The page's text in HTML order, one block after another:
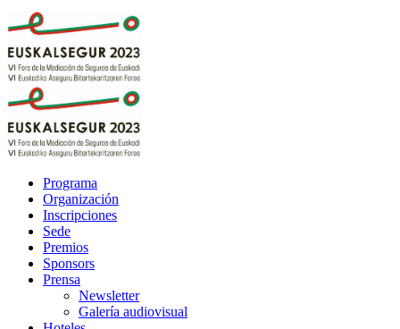
Programa
Organización
Inscripciones
Sede
Premios
Sponsors
Prensa
Newsletter
Galería audiovisual